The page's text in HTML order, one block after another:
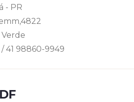
- PR
/ 41 98860-9949